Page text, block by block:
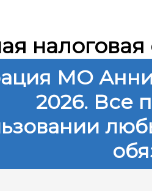
налоговая
МО
2026. Все